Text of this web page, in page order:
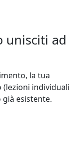
unisciti ad
la tua
individuali
esistente.